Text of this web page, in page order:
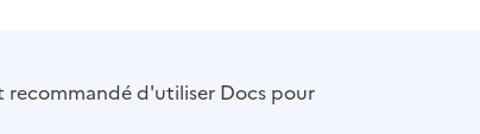
recommandé d'utiliser Docs pour